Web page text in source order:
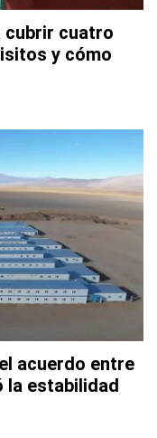
cubrir cuatro
y cómo
acuerdo entre
la estabilidad